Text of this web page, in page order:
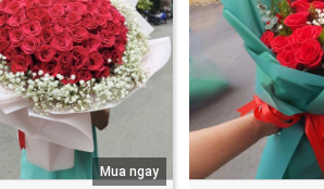
Mua ngay